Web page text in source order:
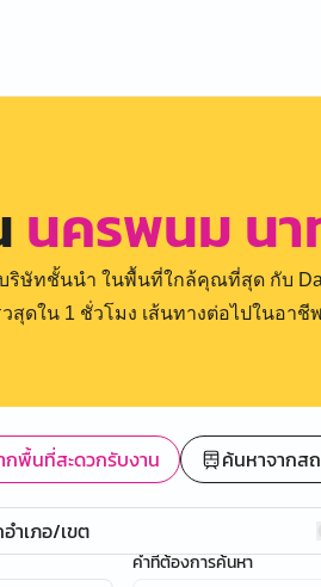
นครพนม น
ริษัทชั้นนำ ในพื้นที่ใกล้คุณที่สุด กับ
วสุดใน 1 ชั่วโมง เส้นทางต่อไปในอา
กพื้นที่สะดวกรับงาน ค้นหาจากส
ำเภอ/เขต
คำที่ต้องการค้นหา